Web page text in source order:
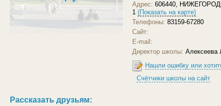
Адрес: 606440,
1 (Показать на карте)
Телефоны: 83159-67280
Сайт:
E-mail:
Директор школы: Алексеева
Нашли ошибку или
Счётчики школы на сайт
Рассказать друзьям: